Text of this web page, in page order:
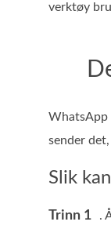
verktøy
WhatsApp
sender
Slik
Trinn 1 .